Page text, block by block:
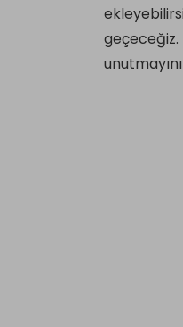
geçeceğiz.